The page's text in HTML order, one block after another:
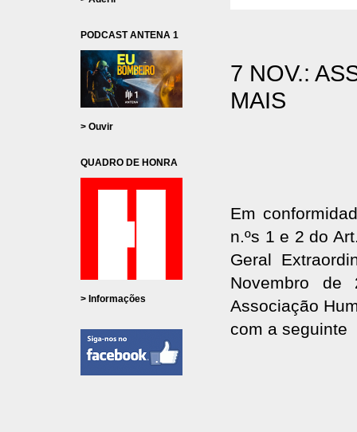
7 NOV.:
MAIS
Em
n.ºs 1 e 2 do
Geral
Novembro de
Associação
com a seguinte
PODCAST ANTENA 1
> Ouvir
QUADRO DE HONRA
> Informações